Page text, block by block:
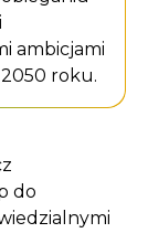
ambicjami
roku.
do